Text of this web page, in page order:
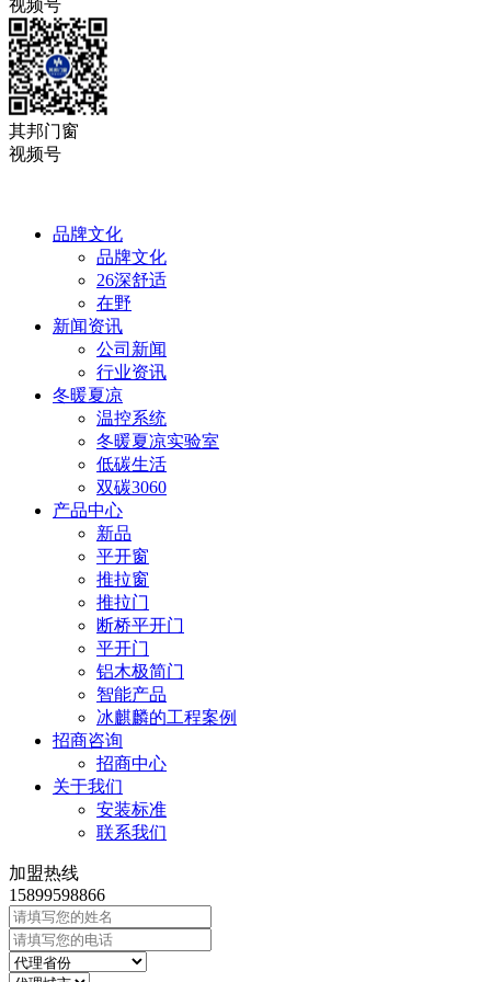
视频号
其邦门窗
视频号
品牌文化
品牌文化
26深舒适
在野
新闻资讯
公司新闻
行业资讯
冬暖夏凉
温控系统
冬暖夏凉实验室
低碳生活
双碳3060
产品中心
新品
平开窗
推拉窗
推拉门
断桥平开门
平开门
铝木极简门
智能产品
冰麒麟的工程案例
招商咨询
招商中心
关于我们
安装标准
联系我们
加盟热线
15899598866